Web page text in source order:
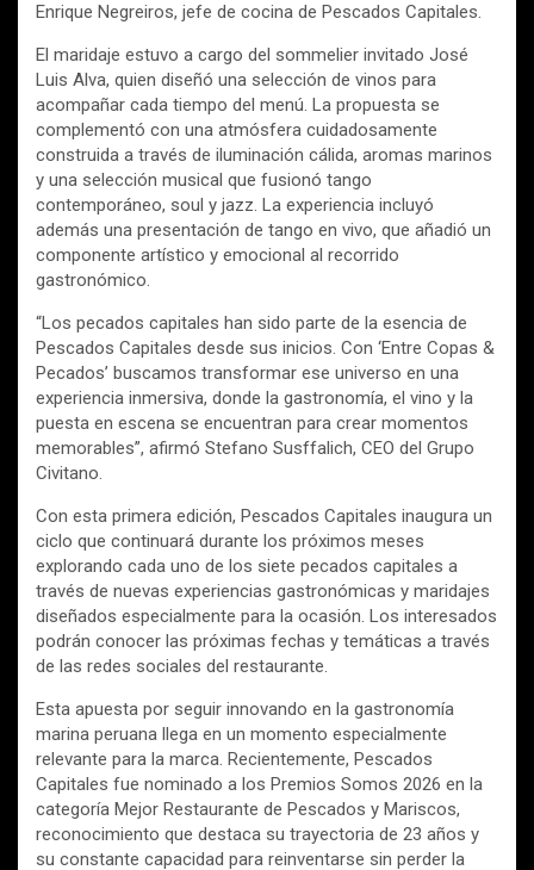
Enrique Negreiros, jefe de cocina de Pescados Capitales.
El maridaje estuvo a cargo del sommelier invitado José
Luis Alva, quien diseñó una selección de vinos para
acompañar cada tiempo del menú. La propuesta se
complementó con una atmósfera cuidadosamente
construida a través de iluminación cálida, aromas marinos
y una selección musical que fusionó tango
contemporáneo, soul y jazz. La experiencia incluyó
además una presentación de tango en vivo, que añadió un
componente artístico y emocional al recorrido
gastronómico.
“Los pecados capitales han sido parte de la esencia de
Pescados Capitales desde sus inicios. Con ‘Entre Copas &
Pecados’ buscamos transformar ese universo en una
experiencia inmersiva, donde la gastronomía, el vino y la
puesta en escena se encuentran para crear momentos
memorables”, afirmó Stefano Susffalich, CEO del Grupo
Civitano.
Con esta primera edición, Pescados Capitales inaugura un
ciclo que continuará durante los próximos meses
explorando cada uno de los siete pecados capitales a
través de nuevas experiencias gastronómicas y maridajes
diseñados especialmente para la ocasión. Los interesados
podrán conocer las próximas fechas y temáticas a través
de las redes sociales del restaurante.
Esta apuesta por seguir innovando en la gastronomía
marina peruana llega en un momento especialmente
relevante para la marca. Recientemente, Pescados
Capitales fue nominado a los Premios Somos 2026 en la
categoría Mejor Restaurante de Pescados y Mariscos,
reconocimiento que destaca su trayectoria de 23 años y
su constante capacidad para reinventarse sin perder la